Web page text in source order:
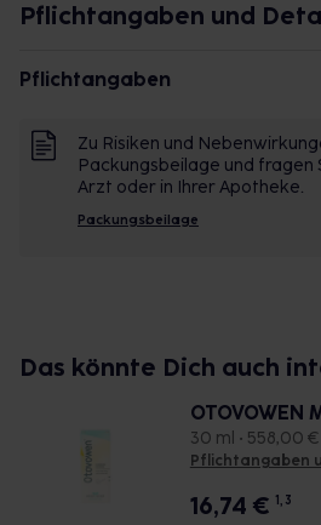
Pflichtangaben und
Pflichtangaben
Zu Risiken und
Packungsbeilage und fragen
Arzt oder in Ihrer Apotheke.
Packungsbeilage
Das könnte Dich auch
OTOVOWEN
30 ml • 558,00 €
Pflichtangaben
16,74 € 1, 3